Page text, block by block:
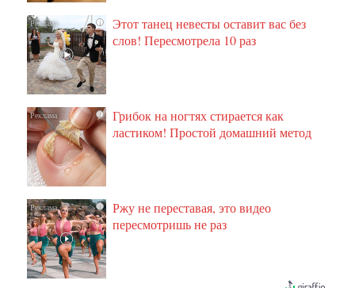
i
Этот танец невесты оставит вас без
слов! Пересмотрела 10 раз
i
Грибок на ногтях стирается как
ластиком! Простой домашний метод
i
Ржу не переставая, это видео
пересмотришь не раз